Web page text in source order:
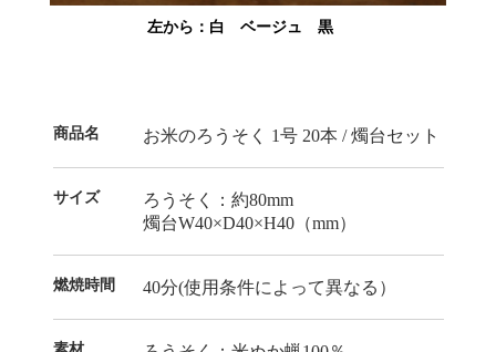
左から：白 ベージュ 黒
商品名 お米のろうそく 1号 20本 / 燭台セット
サイズ
ろうそく：約80mm
燭台W40×D40×H40（mm）
燃焼時間 40分(使用条件によって異なる）